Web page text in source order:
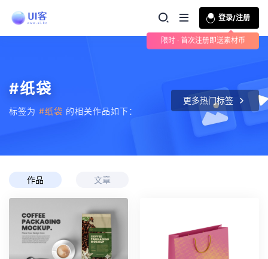
登录/注册
限时 · 首次注册即送素材币
#纸袋
标签为 #纸袋 的相关作品如下：
更多热门标签
作品 文章